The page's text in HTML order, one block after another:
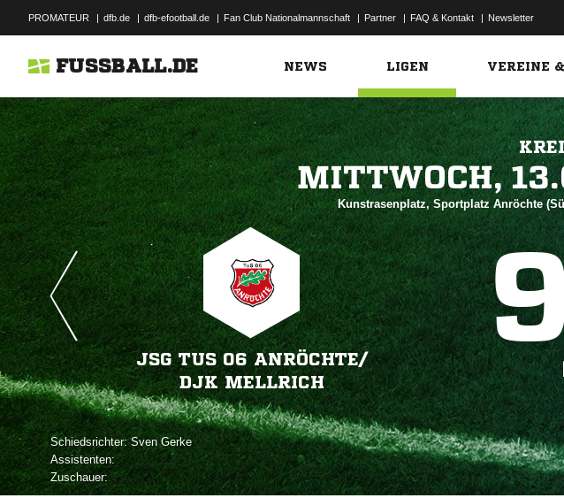
PROMATEUR | dfb.de | dfb-efootball.de | Fan Club Nationalmannschaft | Partner | FAQ & Kontakt | Newsletter
FUSSBALL.DE NEWS LIGEN VEREINE

Kunstrasenplatz, Sportplatz Anröchte
JSG TUS 06 ANRÖCHTE/​
DJK MELLRICH
Schiedsrichter: 
Assistenten:
Zuschauer: